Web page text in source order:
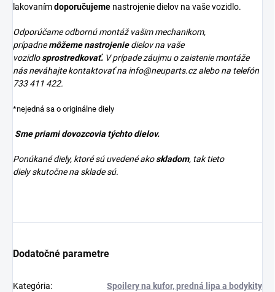
lakovanímdoporučujeme nastrojenie dielov na vaše vozidlo.
Odporúčame odbornú montáž vašim mechanikom,
prípadnemôžeme nastrojeniedielov na vaše
vozidlosprostredkovať. V prípade záujmu o zaistenie montáže
nás neváhajte kontaktovať na info@neuparts.czalebo na telefón
733 411 422.
*nejedná sa o originálne diely
Sme priami dovozcovia týchto dielov.
Ponúkané diely, ktoré sú uvedené akoskladom, tak tieto
diely skutočne na sklade sú.
Dodatočné parametre
Kategória: Spoilery na kufor, predná lipa a bodykity